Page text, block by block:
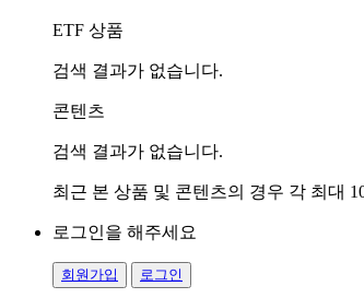
ETF 상품
검색 결과가 없습니다.
콘텐츠
검색 결과가 없습니다.
최근 본 상품 및 콘텐츠의 경우 각 최대
로그인을 해주세요
회원가입 로그인